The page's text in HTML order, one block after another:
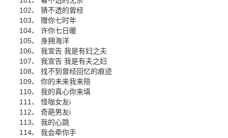
102、 猜不透的曾经
103、 赠你七时年
104、 许你七日暖
105、 身拥海洋
106、 我宣告 我是有妇之夫
107、 我宣告 我是有夫之妇
108、 找不到曾经回忆的痕迹
109、 你的未来我来陪
110、 我的真心你来填
111、 怪咖女友i
112、 奇葩男友i
113、 我的心跳
114、 我会牵你手